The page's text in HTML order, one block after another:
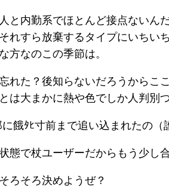
と内勤系でほとんど接点ないん
れすら放棄するタイプにいち
方なのこの季節は。
れた？後知らないだろうからこ
は大まかに熱や色でしか人判別
餓ﾀﾋ寸前まで追い込まれたの
態で杖ユーザーだからもう少し
ろそろ決めようぜ？